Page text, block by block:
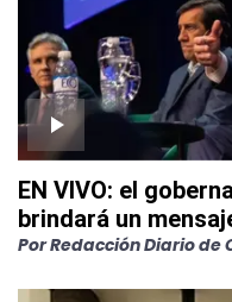
EN VIVO: el
brindará un
PorRedacción Diario de